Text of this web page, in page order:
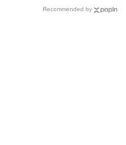
Recommended by